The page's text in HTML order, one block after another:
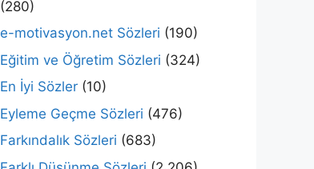
(280)
e-motivasyon.net Sözleri (190)
Eğitim ve Öğretim Sözleri (324)
En İyi Sözler (10)
Eyleme Geçme Sözleri (476)
Farkındalık Sözleri (683)